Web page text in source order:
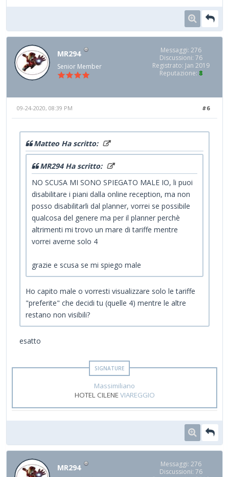
MR294
Senior Member
Messaggi: 276
Discussioni: 76
Registrato: Jan 2019
Reputazione: 8
#6
09-24-2020, 08:39 PM
Matteo Ha scritto:
MR294 Ha scritto:
NO SCUSA MI SONO SPIEGATO MALE IO, li puoi
disabilitare i piani dalla online reception, ma non
posso disabilitarli dal planner, vorrei se possibile
qualcosa del genere ma per il planner perchè
altrimenti mi trovo un mare di tariffe mentre
vorrei averne solo 4
grazie e scusa se mi spiego male
Ho capito male o vorresti visualizzare solo le tariffe
"preferite" che decidi tu (quelle 4) mentre le altre
restano non visibili?
esatto
Massimiliano
HOTEL CILENEVIAREGGIO
MR294
Messaggi: 276
Discussioni: 76